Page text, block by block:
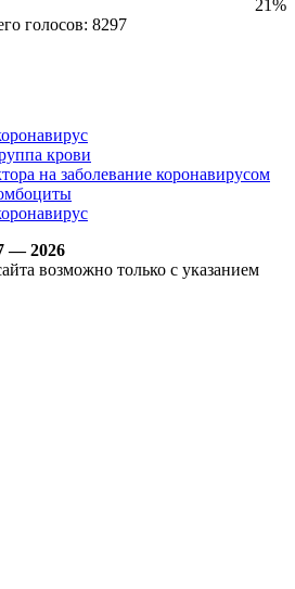
21%
голосов: 8297
крови
на заболевание коронавирусом
— 2026
возможно только с указанием